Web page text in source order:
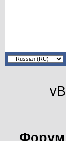
Форум